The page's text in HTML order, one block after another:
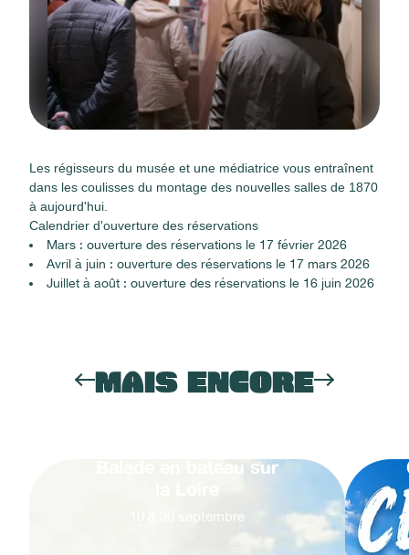
Les régisseurs du musée et une médiatrice vous entraînent
dans les coulisses du montage des nouvelles salles de 1870
à aujourd'hui.
Calendrier d'ouverture des réservations
Mars : ouverture des réservations le 17 février 2026
Avril à juin : ouverture des réservations le 17 mars 2026
Juillet à août : ouverture des réservations le 16 juin 2026
MAIS ENCORE
Balade en bateau sur
septembre